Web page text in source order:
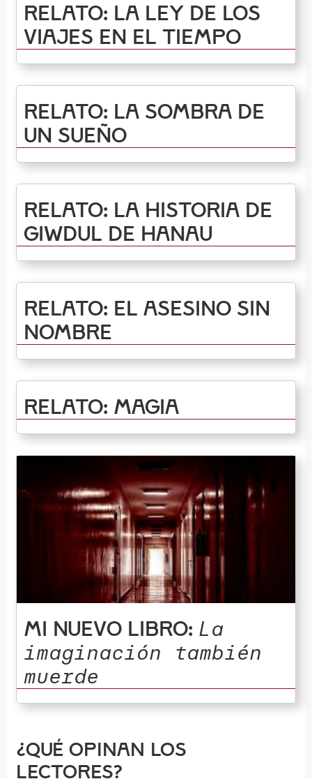
Relato: La ley de los
viajes en el tiempo
Relato: La sombra de
un sueño
Relato: La historia de
Giwdul de Hanau
Relato: El asesino sin
nombre
Relato: Magia
Mi nuevo libro: La
imaginación también
muerde
¿Qué opinan los
lectores?